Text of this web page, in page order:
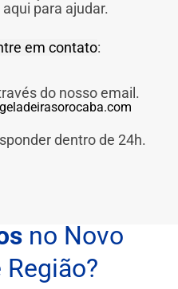
para ajudar.
em contato:
do nosso email.
dentro de 24h.
no Novo